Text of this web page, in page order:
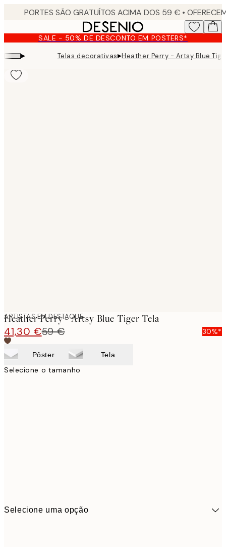
content. SALE - 50% DE DESCONTO EM POSTERS*
▸ Telas decorativas▸Heather Perry - Artsy Blue
ARTISTAS EM DESTAQUE
Heather Perry - Artsy Blue Tiger Tela
41,30 €59 € 30%*
Pôster Tela
Selecione o tamanho
Selecione uma opção